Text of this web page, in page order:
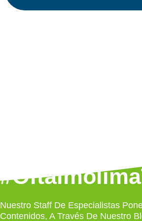
Nuestro Staff De Especialistas
Contenidos, A Través De Nuestro